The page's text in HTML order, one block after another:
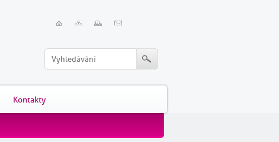
Kontakty